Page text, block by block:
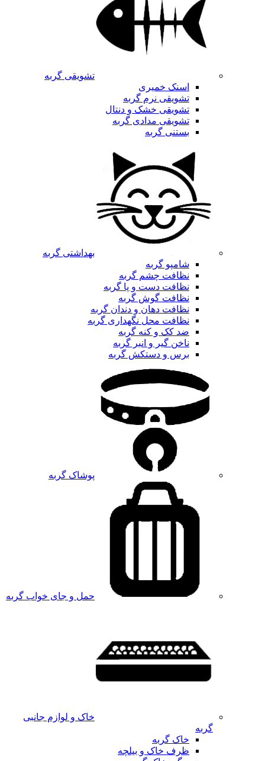
تشویقی گربه
اسنک خمیری
تشویقی نرم گربه
تشویقی خشک و دنتال
تشویقی مدادی گربه
بستنی گربه
بهداشتی گربه
شامپو گربه
نظافت چشم گربه
نظافت دست و پا گربه
نظافت گوش گربه
نظافت دهان و دندان گربه
نظافت محل نگهداری گربه
ضد کک و کنه گربه
ناخن گیر و انبر گربه
برس و دستکش گربه
پوشاک گربه
حمل و جای خواب گربه
خاک و لوازم جانبی
گربه
خاک گربه
ظرف خاک و بیلچه